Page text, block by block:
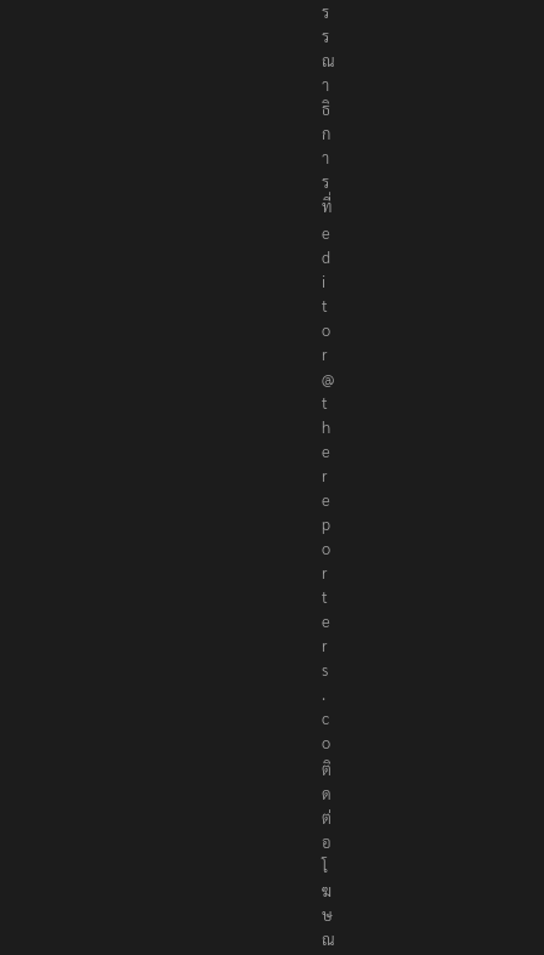
ร
ร
ณ
า
ธิ
ก
า
ร
ที่
e
d
i
t
o
r
@
t
h
e
r
e
p
o
r
t
e
r
s
.
c
o
ติ
ด
ต่
อ
โ
ฆ
ษ
ณ